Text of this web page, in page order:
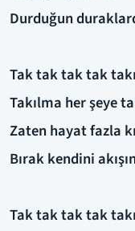
Durduğun
Tak tak tak tak
Takılma her şeye
Zaten hayat fazla
Bırak kendini
Tak tak tak tak